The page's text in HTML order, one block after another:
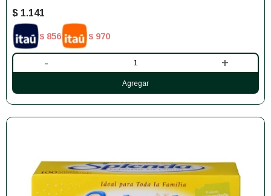
$ 1.141
$ 856 $ 970
- +